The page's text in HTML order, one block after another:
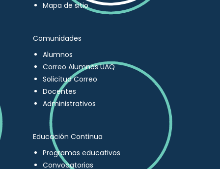
Mapa de sitio
Comunidades
Alumnos
Correo Alumnos UAQ
Solicitud Correo
Docentes
Administrativos
Educación Continua
Programas educativos
Convocatorias